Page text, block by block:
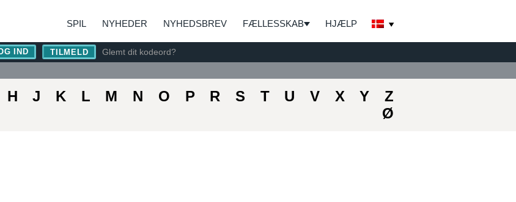
SPIL NYHEDER NYHEDSBREV FÆLLESSKAB HJÆLP
TILMELD
Glemt dit kodeord?
H J K L M N O P R S T U V X Y
Z
Ø